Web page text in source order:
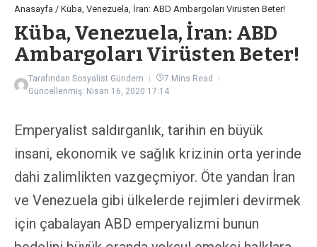
Anasayfa / Küba, Venezuela, İran: ABD Ambargoları Virüsten Beter!
Küba, Venezuela, İran: ABD
Ambargoları Virüsten Beter!
Tarafından Sosyalist Gündem
7 Mins Read
Güncellenmiş: Nisan 16, 2020 17:14
Emperyalist saldırganlık, tarihin en büyük
insani, ekonomik ve sağlık krizinin orta yerinde
dahi zalimlikten vazgeçmiyor. Öte yandan İran
ve Venezuela gibi ülkelerde rejimleri devirmek
için çabalayan ABD emperyalizmi bunun